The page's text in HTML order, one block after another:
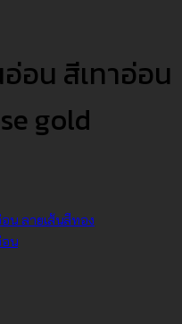
อน สีเทาอ่อน
gold